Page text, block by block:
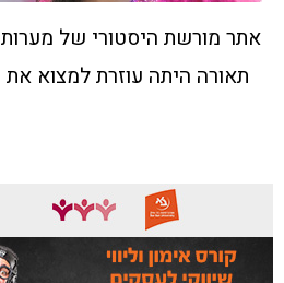
אתר מורשת היסטורי של
תאורה היתה עוזרת למצוא